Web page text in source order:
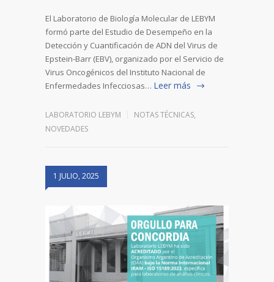
El Laboratorio de Biología Molecular de LEBYM
formó parte del Estudio de Desempeño en la
Detección y Cuantificación de ADN del Virus de
Epstein-Barr (EBV), organizado por el Servicio de
Virus Oncogénicos del Instituto Nacional de
Enfermedades Infecciosas… Leer más
LABORATORIO LEBYM NOTAS TÉCNICAS,
NOVEDADES
1 JULIO, 2025